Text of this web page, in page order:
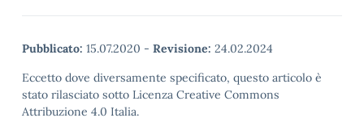
Pubblicato: 15.07.2020 - Revisione: 24.02.2024
Eccetto dove diversamente specificato, questo articolo è
stato rilasciato sotto Licenza Creative Commons
Attribuzione 4.0 Italia.